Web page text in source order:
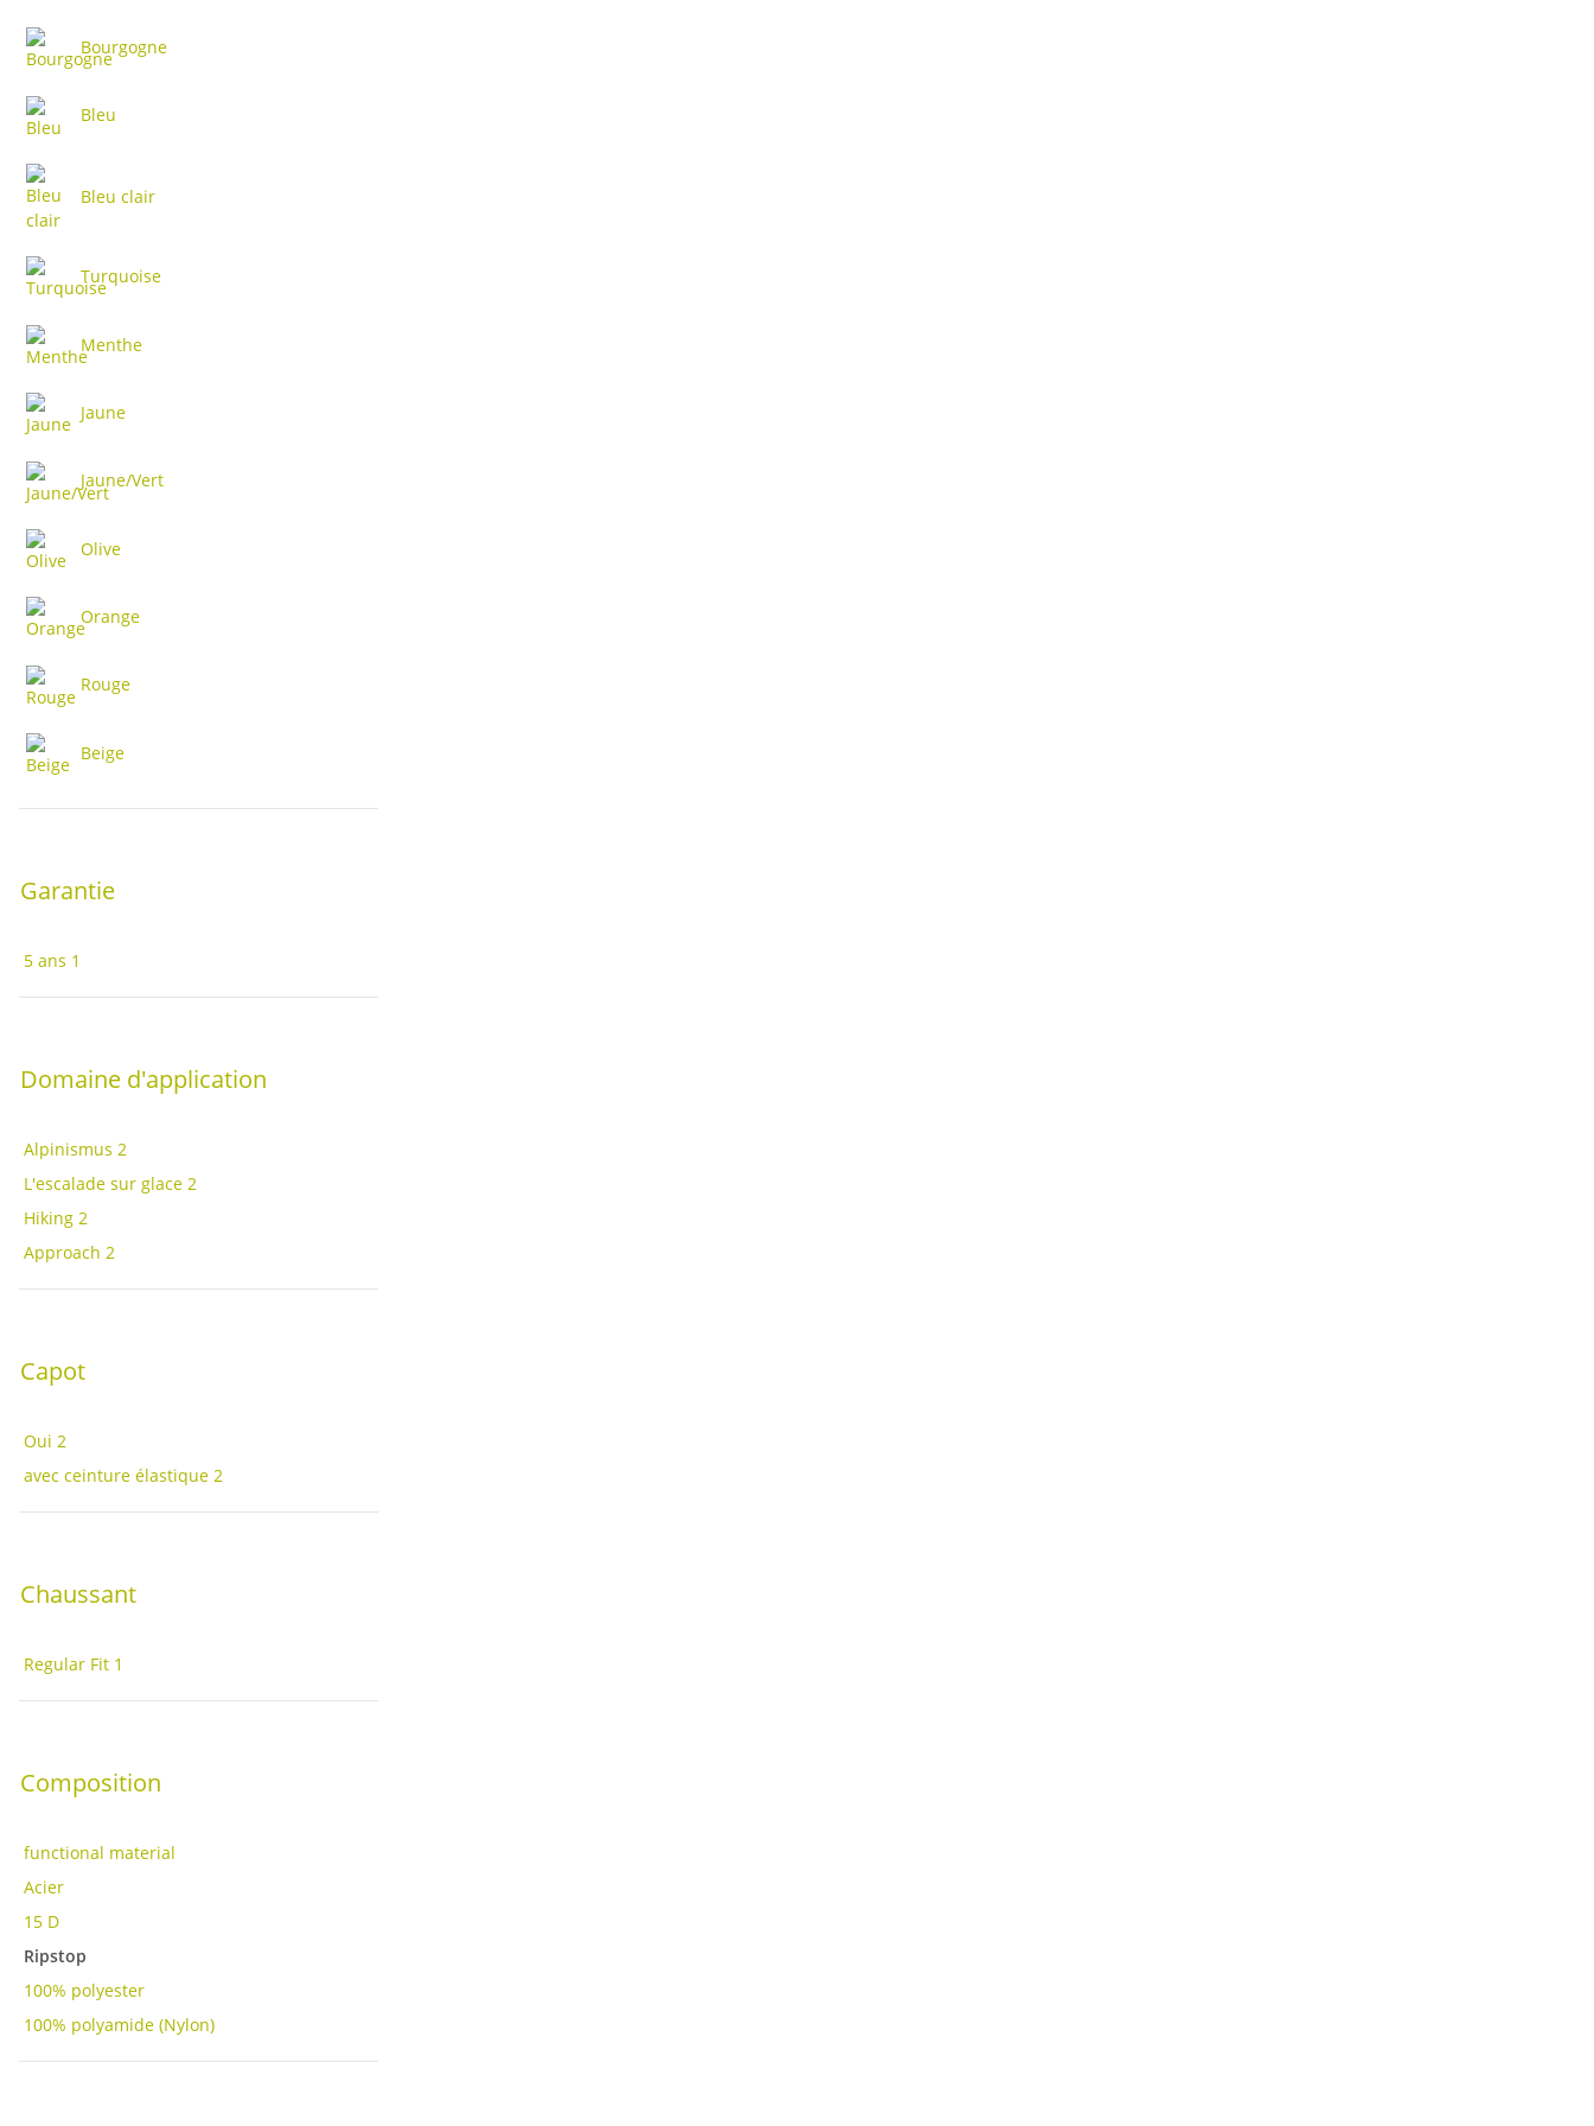
Bourgogne
Bleu
Bleu clair
Turquoise
Menthe
Jaune
Jaune/Vert
Olive
Orange
Rouge
Beige
Garantie
5 ans 1
Domaine d'application
Alpinismus 2
L'escalade sur glace 2
Hiking 2
Approach 2
Capot
Oui 2
avec ceinture élastique 2
Chaussant
Regular Fit 1
Composition
functional material
Acier
15 D
Ripstop
100% polyester
100% polyamide (Nylon)